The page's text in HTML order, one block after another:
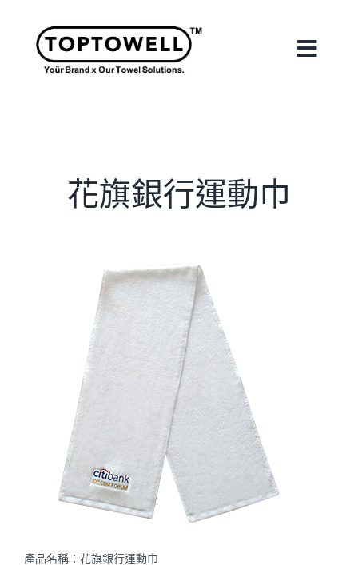
Toggle
關於我們
合作案例
最新消息
聯絡我們
花旗銀行運動巾
產品名稱：花旗銀行運動巾